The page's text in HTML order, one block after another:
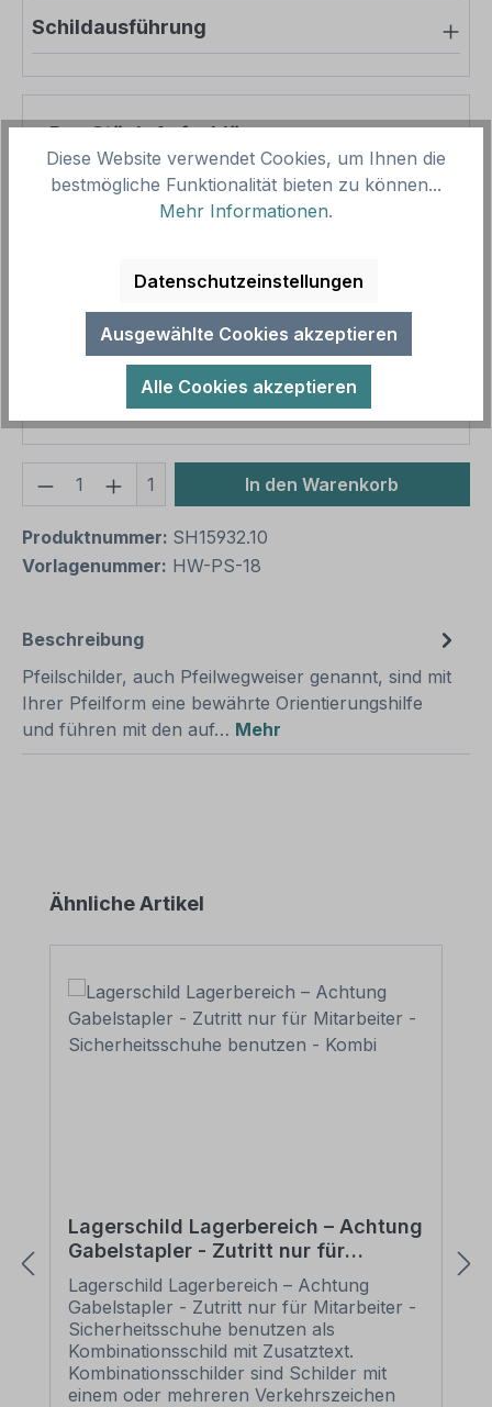
Schildausführung
Pro-Stück-Aufschläge
Produktpreis
42,48 €
Zwischensumme
Zusammenfassung
Gesamtpreis
42,48 €
Preise inkl. MwSt. zzgl. Versandkosten
Aufgrund von Neuberechnungen im Warenkorb sind
abweichende Endpreise möglich.
Produkt Anzahl: Gib den
1 In den Warenkorb
Produktnummer: SH15932.10
Vorlagenummer: HW-PS-18
Beschreibung
Pfeilschilder, auch Pfeilwegweiser genannt, sind mit
Ihrer Pfeilform eine bewährte Orientierungshilfe
und führen mit den auf… Mehr
Produktgalerie überspringen
Ähnliche Artikel
Lagerschild Lagerbereich – Achtung
Gabelstapler - Zutritt nur für
Mitarbeiter - Sicherheitsschuhe
benutzen - Kombi
Lagerschild Lagerbereich – Achtung
Gabelstapler - Zutritt nur für Mitarbeiter -
Sicherheitsschuhe benutzen als
Kombinationsschild mit Zusatztext.
Kombinationsschilder sind Schilder mit
einem oder mehreren Verkehrszeichen
Diese Website verwendet Cookies, um Ihnen die
bestmögliche Funktionalität bieten zu können...
Mehr Informationen.
Datenschutzeinstellungen
Ausgewählte Cookies akzeptieren
Alle Cookies akzeptieren